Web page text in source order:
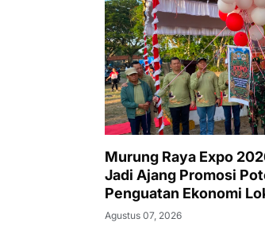
Murung Raya Expo
Jadi Ajang Promosi
Penguatan Ekonomi
Agustus 07, 2026